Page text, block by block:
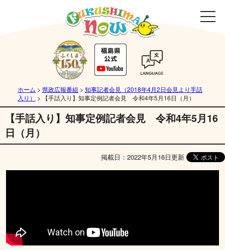
ホーム > 県政広報番組 > 知事記者会見（2018年4月2日会見より手話
入り）
> 【手話入り】知事定例記者会見 令和4年5月16日（月）
【手話入り】知事定例記者会見 令和4年5月16
日（月）
掲載日：2022年5月16日更新